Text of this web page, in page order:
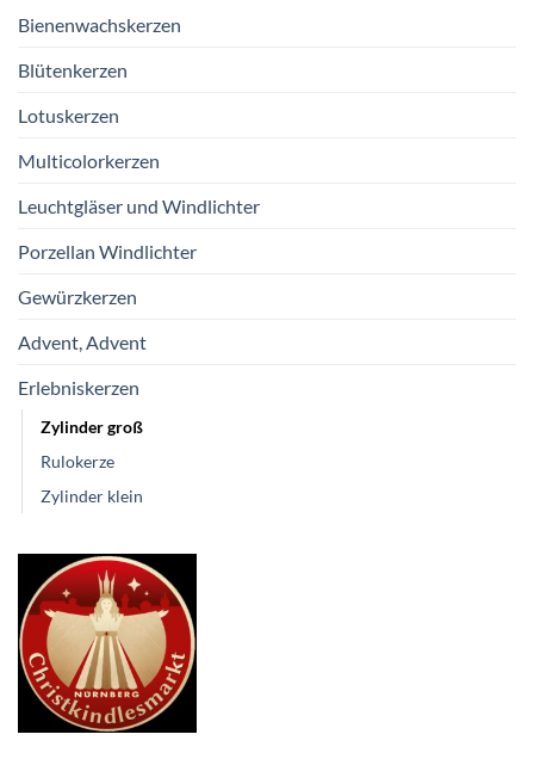
Bienenwachskerzen
Blütenkerzen
Lotuskerzen
Multicolorkerzen
Leuchtgläser und Windlichter
Porzellan Windlichter
Gewürzkerzen
Advent, Advent
Erlebniskerzen
Zylinder groß
Rulokerze
Zylinder klein